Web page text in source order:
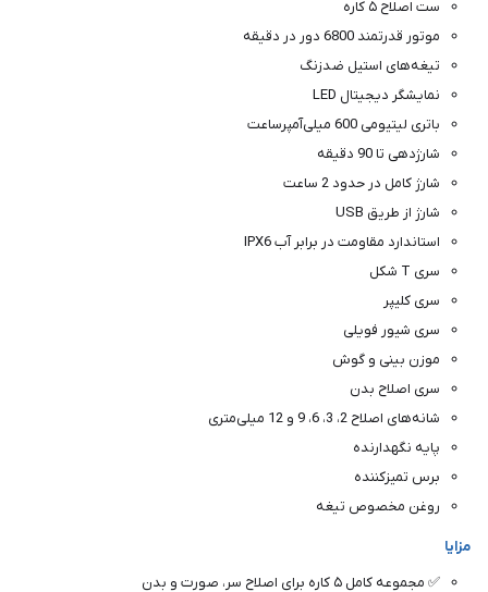
ست اصلاح ۵ کاره
موتور قدرتمند 6800 دور در دقیقه
تیغه‌های استیل ضدزنگ
نمایشگر دیجیتال LED
باتری لیتیومی 600 میلی‌آمپرساعت
شارژدهی تا 90 دقیقه
شارژ کامل در حدود 2 ساعت
شارژ از طریق USB
استاندارد مقاومت در برابر آب IPX6
سری T شکل
سری کلیپر
سری شیور فویلی
موزن بینی و گوش
سری اصلاح بدن
شانه‌های اصلاح 2، 3، 6، 9 و 12 میلی‌متری
پایه نگهدارنده
برس تمیزکننده
روغن مخصوص تیغه
مزایا
✅ مجموعه کامل ۵ کاره برای اصلاح سر، صورت و بدن